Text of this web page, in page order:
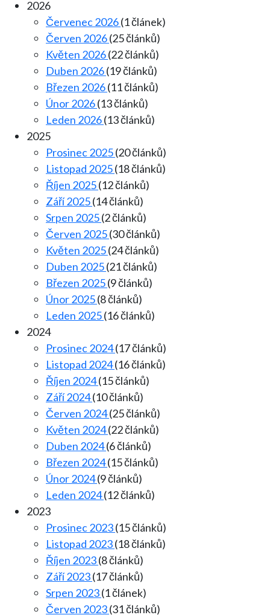
2026
Červenec 2026(1 článek)
Červen 2026(25 článků)
Květen 2026(22 článků)
Duben 2026(19 článků)
Březen 2026(11 článků)
Únor 2026(13 článků)
Leden 2026(13 článků)
2025
Prosinec 2025(20 článků)
Listopad 2025(18 článků)
Říjen 2025(12 článků)
Září 2025(14 článků)
Srpen 2025(2 článků)
Červen 2025(30 článků)
Květen 2025(24 článků)
Duben 2025(21 článků)
Březen 2025(9 článků)
Únor 2025(8 článků)
Leden 2025(16 článků)
2024
Prosinec 2024(17 článků)
Listopad 2024(16 článků)
Říjen 2024(15 článků)
Září 2024(10 článků)
Červen 2024(25 článků)
Květen 2024(22 článků)
Duben 2024(6 článků)
Březen 2024(15 článků)
Únor 2024(9 článků)
Leden 2024(12 článků)
2023
Prosinec 2023(15 článků)
Listopad 2023(18 článků)
Říjen 2023(8 článků)
Září 2023(17 článků)
Srpen 2023(1 článek)
Červen 2023(31 článků)